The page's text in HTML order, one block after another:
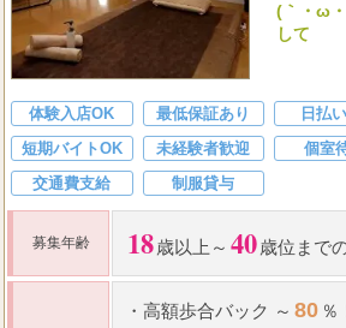
(｀・ω
して
体験入店OK 最低保証あり 日払
短期バイトOK
未経験者歓迎 個室
交通費支給
制服貸与
募集年齢 18歳以上～ 40歳位まで
・ 高額歩合バック ～ 80 ％